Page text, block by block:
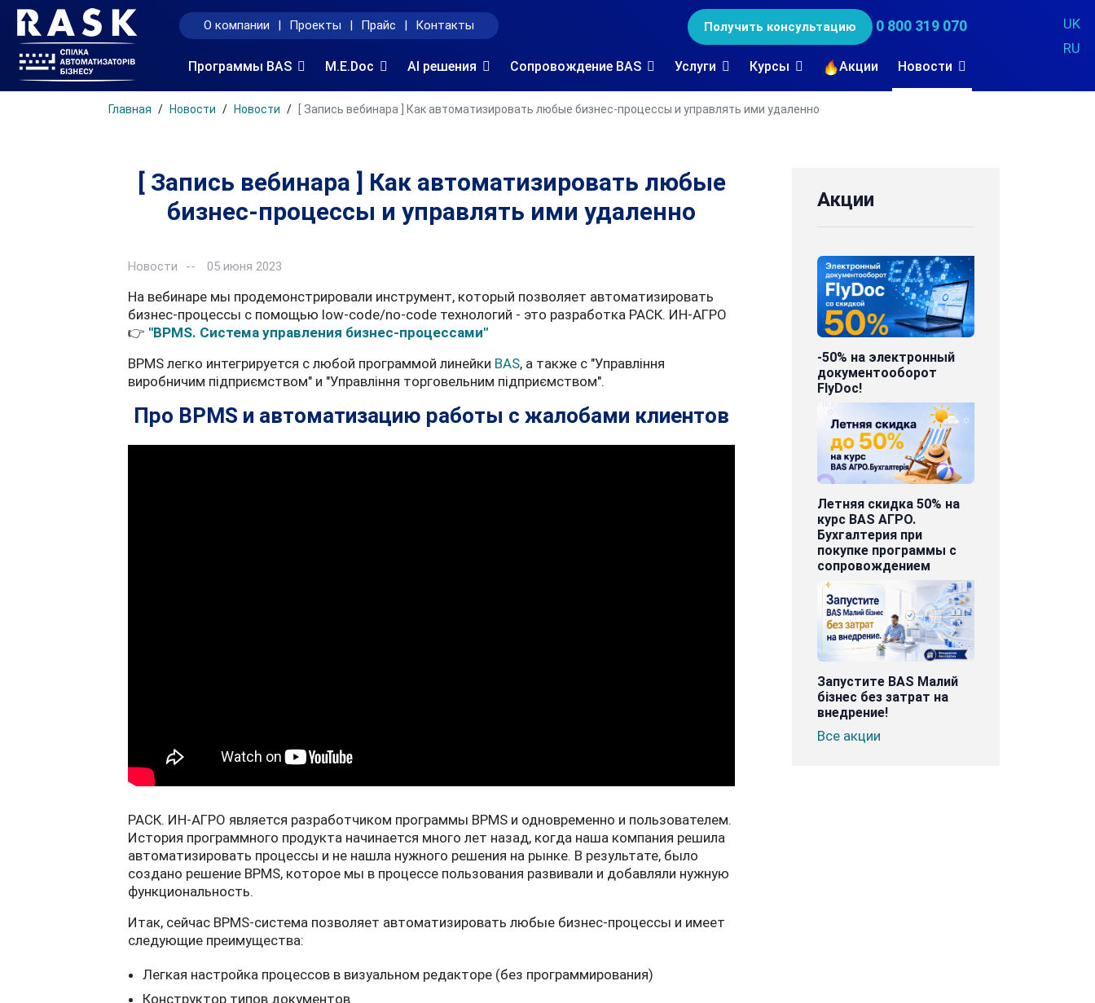
О компании | Проекты | Прайс | Контакты Получить консультацию 0 800 319 070
UK
RU
Программы BAS M.E.Doc AI решения Сопровождение BAS Услуги Курсы Акции Новости
Главная Новости Новости [ Запись вебинара ] Как автоматизировать любые бизнес-процессы и управлять ими удаленно
[ Запись вебинара ] Как автоматизировать любые
бизнес-процессы и управлять ими удаленно
Новости 05 июня 2023
На вебинаре мы продемонстрировали инструмент, который позволяет автоматизировать
бизнес-процессы с помощью low-code/no-code технологий - это разработка РАСК. ИН-АГРО
👉 "BPMS. Система управления бизнес-процессами"
BPMS легко интегрируется с любой программой линейки BAS, а также с "Управління
виробничим підприємством" и "Управління торговельним підприємством".
Про BPMS и автоматизацию работы с жалобами клиентов
РАСК. ИН-АГРО является разработчиком программы BPMS и одновременно и пользователем.
История программного продукта начинается много лет назад, когда наша компания решила
автоматизировать процессы и не нашла нужного решения на рынке. В результате, было
создано решение BPMS, которое мы в процессе пользования развивали и добавляли нужную
функциональность.
Итак, сейчас BPMS-система позволяет автоматизировать любые бизнес-процессы и имеет
следующие преимущества:
Легкая настройка процессов в визуальном редакторе (без программирования)
Конструктор типов документов
Акции
-50% на электронный
документооборот
FlyDoc!
Летняя скидка 50% на
курс BAS АГРО.
Бухгалтерия при
покупке программы с
сопровождением
Запустите BAS Малий
бізнес без затрат на
внедрение!
Все акции